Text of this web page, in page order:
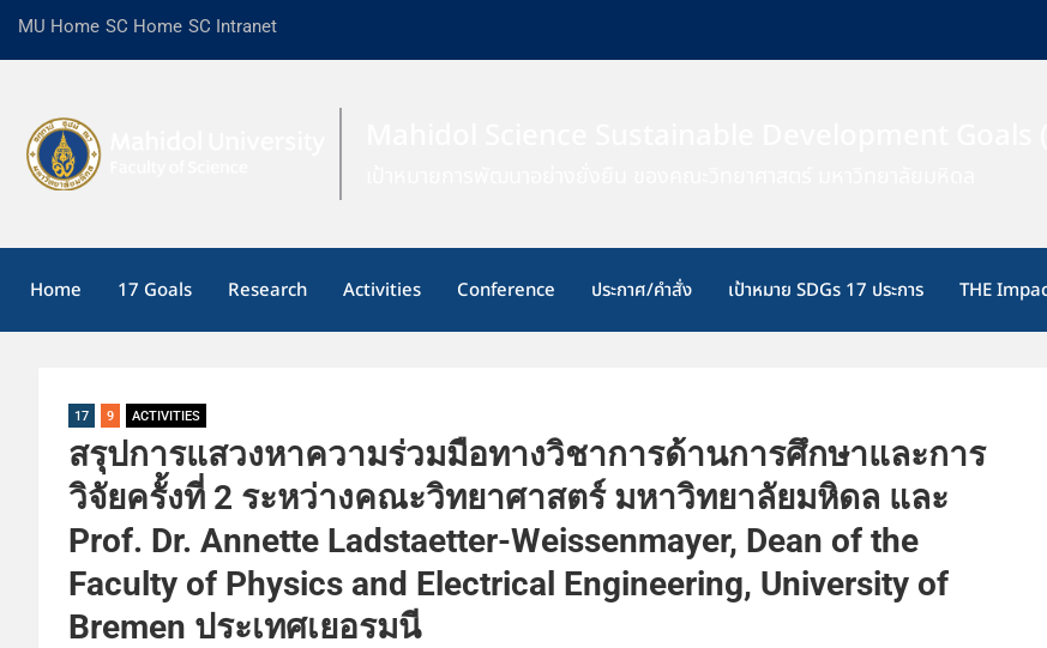
MU Home SC Home SC Intranet
Home 17 Goals Research Activities Conference ประกาศ/คำสั่ง เป้าหมาย SDGs 17 ประการ THE
17 9 ACTIVITIES
สรุปการแสวงหาความร่วมมือทางวิชาการด้านการศึกษาและการ
วิจัยครั้งที่ 2 ระหว่างคณะวิทยาศาสตร์ มหาวิทยาลัยมหิดล และ
Prof. Dr. Annette Ladstaetter-Weissenmayer, Dean of the
Faculty of Physics and Electrical Engineering, University of
Bremen ประเทศเยอรมนี